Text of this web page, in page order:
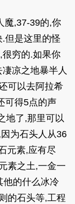
,37-39的,你
但是这里的怪
很穷的.如果你
凉之地暴半人
可以去阿拉希
可得5点的声
地了,那里可以
为石头人从36
元素,应有尽
素之土,一金一
他的什么冰冷
的石头等,工程